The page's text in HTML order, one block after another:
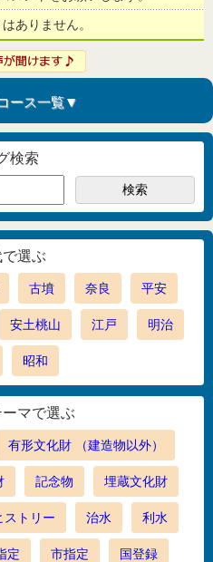
ありません。
ース一覧▼
検索
で選ぶ
古墳 奈良 平安
安土桃山 江戸 明治
昭和
マで選ぶ
有形文化財 （建造物以外）
記念物 埋蔵文化財
ストリー 治水 利水
定 市指定 国登録